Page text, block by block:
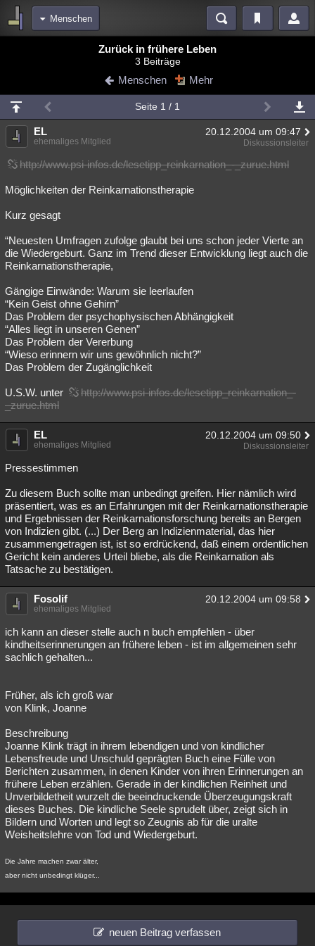
Menschen
Blogs
Chat Wiki Neuigkeiten
meine Rubriken
Menschen Mystery Kriminalfälle
Spiritualität Verschwörungen Technologie Ufologie
Natur Umfragen Unterhaltung
weitere Rubriken
Astronomie Helpdesk Gruppen Gaming Filme
Musik Clash Verbesserungen Allmystery
Übersichten
Besucht Teilgenommen
Lesenswert Schlüsselwörter
Zurück in frühere Leben
3 Beiträge
Menschen Mehr
Seite 1 / 1
EL 20.12.2004 um 09:47
ehemaliges Mitglied Diskussionsleiter
http://www.psi-infos.de/lesetipp_reinkarnation_-_zurue.html
Möglichkeiten der Reinkarnationstherapie
Kurz gesagt
“Neuesten Umfragen zufolge glaubt bei uns schon jeder Vierte an
die Wiedergeburt. Ganz im Trend dieser Entwicklung liegt auch die
Reinkarnationstherapie,
Gängige Einwände: Warum sie leerlaufen
“Kein Geist ohne Gehirn”
Das Problem der psychophysischen Abhängigkeit
“Alles liegt in unseren Genen”
Das Problem der Vererbung
“Wieso erinnern wir uns gewöhnlich nicht?”
Das Problem der Zugänglichkeit
U.S.W. unter
http://www.psi-infos.de/lesetipp_reinkarnation_-
_zurue.html
EL 20.12.2004 um 09:50
ehemaliges Mitglied Diskussionsleiter
Pressestimmen
Zu diesem Buch sollte man unbedingt greifen. Hier nämlich wird
präsentiert, was es an Erfahrungen mit der Reinkarnationstherapie
und Ergebnissen der Reinkarnationsforschung bereits an Bergen
von Indizien gibt. (...) Der Berg an Indizienmaterial, das hier
zusammengetragen ist, ist so erdrückend, daß einem ordentlichen
Gericht kein anderes Urteil bliebe, als die Reinkarnation als
Tatsache zu bestätigen.
Fosolif 20.12.2004 um 09:58
ehemaliges Mitglied
ich kann an dieser stelle auch n buch empfehlen - über
kindheitserinnerungen an frühere leben - ist im allgemeinen sehr
sachlich gehalten...
Früher, als ich groß war
von Klink, Joanne
Beschreibung
Joanne Klink trägt in ihrem lebendigen und von kindlicher
Lebensfreude und Unschuld geprägten Buch eine Fülle von
Berichten zusammen, in denen Kinder von ihren Erinnerungen an
frühere Leben erzählen. Gerade in der kindlichen Reinheit und
Unverbildetheit wurzelt die beeindruckende Überzeugungskraft
dieses Buches. Die kindliche Seele sprudelt über, zeigt sich in
Bildern und Worten und legt so Zeugnis ab für die uralte
Weisheitslehre von Tod und Wiedergeburt.
Die Jahre machen zwar älter,
aber nicht unbedingt klüger...
neuen Beitrag verfassen